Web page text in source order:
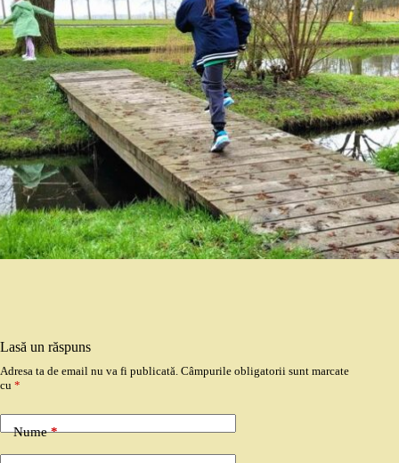
Lasă un răspuns
Adresa ta de email nu va fi publicată. Câmpurile obligatorii sunt marcate
cu *
Nume*